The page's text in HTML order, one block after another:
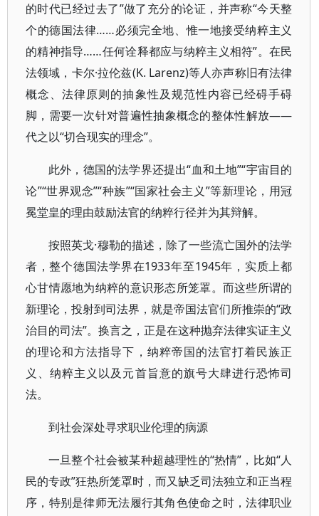
的时代已经过去了”做了充分的论证，并声称“今天整
个的德国法律……必须完全地、惟一地接受纳粹主义
的精神指导……任何诠释都应与纳粹主义相符”。在民
法领域，卡尔·拉伦兹(K. Larenz)等人亦声称旧有法律
概念、法律原则的抽象性及规范性内容已经碍手碍
脚，需要一次针对普遍性抽象概念的整体性解放——
代之以“切合现实的理念”。
此外，德国的法学界还提出“血和土地”“宇宙目的
论”“世界观念”“种族”“国家社会主义”等新理论，用冠
冕堂皇的理由鼓励法官的纳粹行径并为其辩解。
按照英戈·穆勒的描述，除了一些流亡国外的法学
者，整个德国法学界在1933年至1945年，实质上都
心甘情愿地为纳粹的意识形态所笼罩。而这些所谓的
新理论，投射到司法界，就是帝国法官们所推崇的“政
治目的司法”。换言之，正是在这种抛弃法律实证主义
的理论和方法指导下，纳粹帝国的法官打着民族正
义、纳粹主义以及元首旨意的旗号大肆进行恐怖司
法。
到社会深处寻求职业伦理的病源
一旦整个社会被某种超越理性的“热情”，比如“人
民的专政”狂热所笼罩时，而又缺乏司法独立和正当程
序，特别是律师无法履行其角色使命之时，法律职业